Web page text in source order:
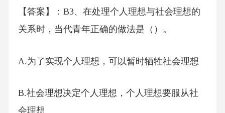
【答案】：B3、在处理个人理想与社会理想的
关系时，当代青年正确的做法是（）。
A.为了实现个人理想，可以暂时牺牲社会理想
B.社会理想决定个人理想，个人理想要服从社
会理想